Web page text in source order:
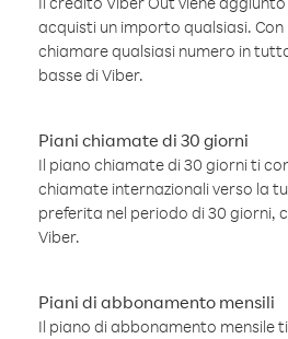
acquisti un importo qualsiasi.
chiamare qualsiasi numero in
basse di Viber.
Piani chiamate di 30 giorni
Il piano chiamate di 30 giorni ti
chiamate internazionali verso la
preferita nel periodo di 30 giorni,
Viber.
Piani di abbonamento mensili
Il piano di abbonamento mensile